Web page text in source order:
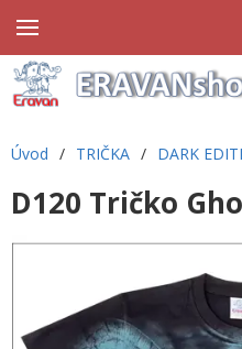
Úvod / TRIČKA / DARK
D120 Tričko